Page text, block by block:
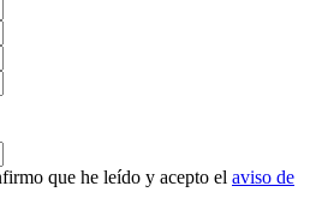
que he leído y acepto el aviso de